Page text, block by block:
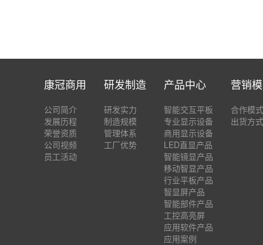
康冠商用
公司简介
发展历程
荣誉资质
公司视频
员工活动
研发制造
研发实力
制造规模
管理体系
工厂优势
产品中心
智能交互平板
专业显示设备
商用显示设备
LED直显产品
智能镜显产品
移动智显产品
行业平板产品
智显屏产品
智能部件产品
工控高亮屏
应用软件产品
应用案例
营销
合作模式
出货方式